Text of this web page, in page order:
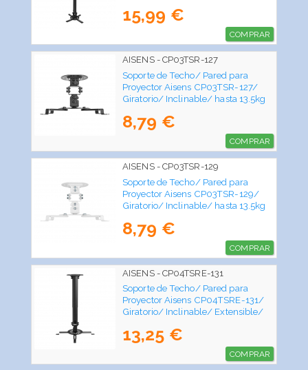
15,99 €
COMPRAR
AISENS - CP03TSR-127
Soporte de Techo/ Pared para
Proyector Aisens CP03TSR-127/
Giratorio/ Inclinable/ hasta 13.5kg
8,79 €
COMPRAR
AISENS - CP03TSR-129
Soporte de Techo/ Pared para
Proyector Aisens CP03TSR-129/
Giratorio/ Inclinable/ hasta 13.5kg
8,79 €
COMPRAR
AISENS - CP04TSRE-131
Soporte de Techo/ Pared para
Proyector Aisens CP04TSRE-131/
Giratorio/ Inclinable/ Extensible/
13,25 €
COMPRAR